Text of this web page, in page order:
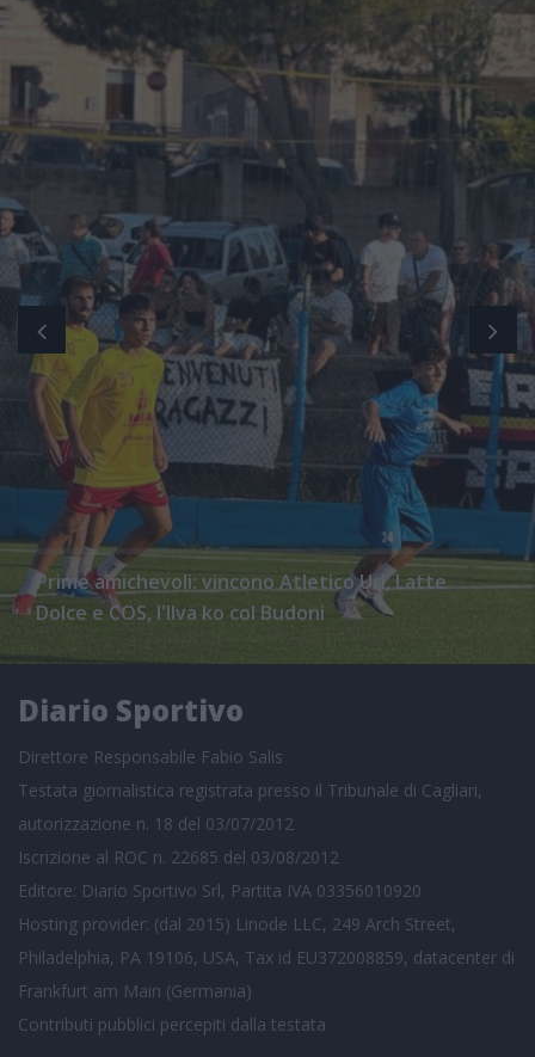
Prime amichevoli: vincono Atletico Uri, Latte
Dolce e COS, l'Ilva ko col Budoni
Diario Sportivo
Direttore Responsabile Fabio Salis
Testata giornalistica registrata presso il Tribunale di Cagliari,
autorizzazione n. 18 del 03/07/2012
Iscrizione al ROC n. 22685 del 03/08/2012
Editore: Diario Sportivo Srl, Partita IVA 03356010920
Hosting provider: (dal 2015) Linode LLC, 249 Arch Street,
Philadelphia, PA 19106, USA, Tax id EU372008859, datacenter di
Frankfurt am Main (Germania)
Contributi pubblici percepiti dalla testata